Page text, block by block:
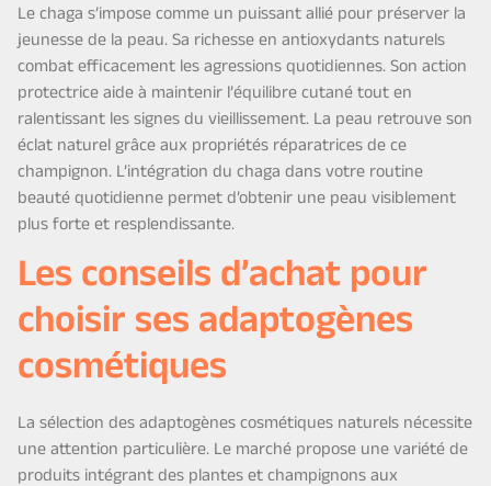
Le chaga s’impose comme un puissant allié pour préserver la
jeunesse de la peau. Sa richesse en antioxydants naturels
combat efficacement les agressions quotidiennes. Son action
protectrice aide à maintenir l’équilibre cutané tout en
ralentissant les signes du vieillissement. La peau retrouve son
éclat naturel grâce aux propriétés réparatrices de ce
champignon. L’intégration du chaga dans votre routine
beauté quotidienne permet d’obtenir une peau visiblement
plus forte et resplendissante.
Les conseils d’achat pour
choisir ses adaptogènes
cosmétiques
La sélection des adaptogènes cosmétiques naturels nécessite
une attention particulière. Le marché propose une variété de
produits intégrant des plantes et champignons aux